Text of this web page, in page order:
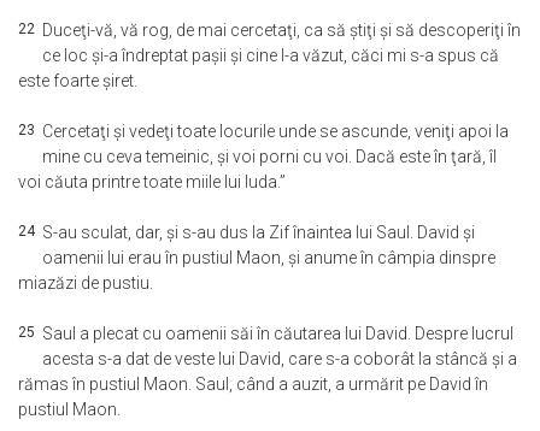
22 Duceţi-vă, vă rog, de mai cercetaţi, ca să ştiţi şi să descoperiţi în
ce loc şi-a îndreptat paşii şi cine l-a văzut, căci mi s-a spus că
este foarte şiret.
23 Cercetaţi şi vedeţi toate locurile unde se ascunde, veniţi apoi la
mine cu ceva temeinic, şi voi porni cu voi. Dacă este în ţară, îl
voi căuta printre toate miile lui Iuda.”
24 S-au sculat, dar, şi s-au dus la Zif înaintea lui Saul. David şi
oamenii lui erau în pustiul Maon, şi anume în câmpia dinspre
miazăzi de pustiu.
25 Saul a plecat cu oamenii săi în căutarea lui David. Despre lucrul
acesta s-a dat de veste lui David, care s-a coborât la stâncă şi a
rămas în pustiul Maon. Saul, când a auzit, a urmărit pe David în
pustiul Maon.